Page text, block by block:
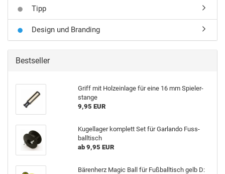
Tipp
Design und Branding
Bestseller
Griff mit Holz­ein­la­ge für eine 16 mm Spie­ler­
stan­ge
9,95 EUR
Ku­gel­la­ger kom­plett Set für Gar­lan­do Fuss­
ball­tisch
ab 9,95 EUR
Bä­ren­herz Magic Ball für Fuß­ball­tisch gelb D: